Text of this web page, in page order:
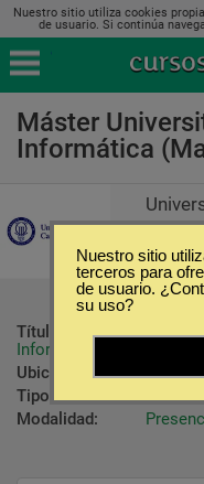
Nuestro sitio utiliza cookies
de usuario. Si continúa
Máster
Informática
Título ofrecido:
Máster
Informática
Ubicación:
Madrid
Tipo:
Modalidad:
Nuestro sitio
terceros para
de usuario.
su uso?